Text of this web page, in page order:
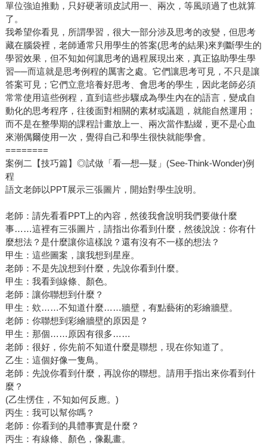
單位強迫推動，只好硬著頭皮試用一、兩次，等風頭過了也就算
了。
我希望你看見，所謂學習，很大一部分涉及思考的改變，但思考
藏在腦袋裡，老師通常只用學生的答案(思考的結果)來判斷學生的
學習效果，但不知如何讓思考的過程展現出來，真正協助學生學
習──而這就是思考例程的厲害之處。它們讓思考可見，不只是讓
答案可見；它們立意培養好思考、會思考的學生，因此老師必須
常常使用這些例程，直到這些步驟成為學生內在的語言，變成自
動化的思考程序，往後面對相關的素材或議題，就能自然運用；
而不是在整學期的課程計畫放上一、兩次當作點綴，更不是心血
來潮偶爾使用一次，覺得自己和學生很快就能學會。
========
案例二【技巧篇】◎試做「看—想—疑」(See-Think-Wonder)例
程
語文老師以PPT展示三張圖片，開始對學生說明。
老師：請先看看PPT上的內容，然後我會說明我們要做什麼
事……這裡有三張圖片，請指出你看到什麼，然後說說：你有什
麼想法？是什麼讓你這樣說？還有沒有不一樣的想法？
甲生：這些圖案，讓我想到星座。
老師：不是先說想到什麼，先說你看到什麼。
甲生：我看到線條、顏色。
老師：讓你聯想到什麼？
甲生：欸……不知道什麼……牆壁，有點藝術的彩繪牆壁。
老師：你聯想到彩繪牆壁的原因是？
甲生：那個……原因有很多……
老師：很好，你先前不知道什麼是聯想，現在你知道了。
乙生：這個好像一隻鳥。
老師：先說你看到什麼，再說你的聯想。請用手指出來你看到什
麼？
(乙生愣住，不知如何反應。)
丙生：我可以幫你嗎？
老師：你看到的具體事實是什麼？
丙生：有線條、顏色，像亂畫。